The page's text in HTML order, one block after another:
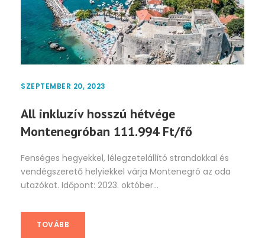
SZEPTEMBER 20, 2023
All inkluzív hosszú hétvége
Montenegróban 111.994 Ft/fő
Fenséges hegyekkel, lélegzetelállító strandokkal és
vendégszerető helyiekkel várja Montenegró az oda
utazókat. Időpont: 2023. október...
TOVÁBB